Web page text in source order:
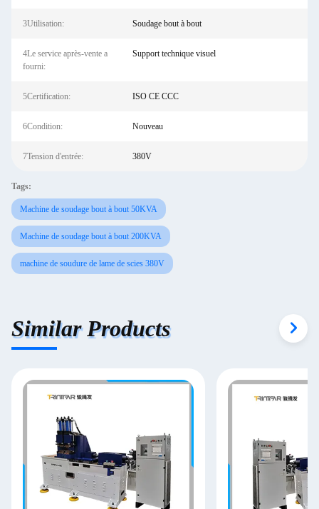
3Utilisation: Soudage bout à bout
4Le service après-vente a
fourni:
Support technique visuel
5Certification: ISO CE CCC
6Condition: Nouveau
7Tension d'entrée: 380V
Tags:
Machine de soudage bout à bout 50KVA
Machine de soudage bout à bout 200KVA
machine de soudure de lame de scies 380V
Similar Products